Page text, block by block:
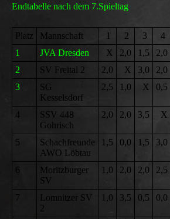
Endtabelle nach dem 7.Spieltag
Platz Mannschaft 1 2 3 4
1
JVA Dresden X 2,0 1,5 2,0
2
SV Freital 2 2,0 X 3,0 2,0
3
SG
Kesselsdorf
2,5 1,0 X 0,5
4
SSV 448
Gohrisch
2,0 2,0 3,5 X
5
Schachfreunde
AWO Löbtau
1,5 0,0 1,5 3,0
6
Moritzburger
SV
1,0 2,0 2,0 2,5
7
Lomnitzer SV
2
1,0 3,5 0,5 0,0